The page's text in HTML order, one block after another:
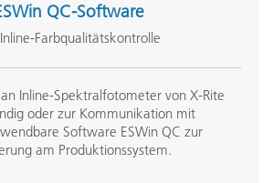
QC-Software
Farbqualitätskontrolle
Inline-Spektralfotometer von X-Rite
oder zur Kommunikation mit
Software ESWin QC zur
am Produktionssystem.